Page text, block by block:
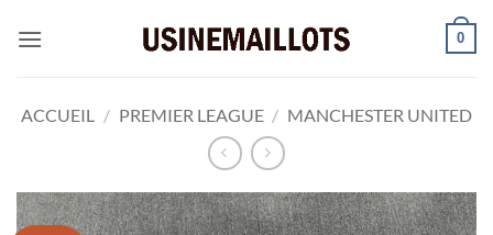
0
ACCUEIL / PREMIER LEAGUE / MANCHESTER UNITED